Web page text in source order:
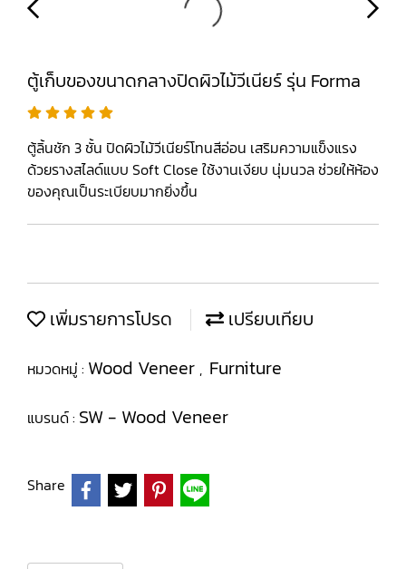
ตู้เก็บของขนาดกลางปิดผิวไม้วีเนียร์ รุ่น Forma
ตู้ลิ้นชัก 3 ชั้น ปิดผิวไม้วีเนียร์โทนสีอ่อน เสริมความแข็งแรง
ด้วยรางสไลด์แบบ Soft Close ใช้งานเงียบ นุ่มนวล ช่วยให้ห้อง
ของคุณเป็นระเบียบมากยิ่งขึ้น
เพิ่มรายการโปรด เปรียบเทียบ
หมวดหมู่ : Wood Veneer , Furniture
แบรนด์ : SW - Wood Veneer
Share